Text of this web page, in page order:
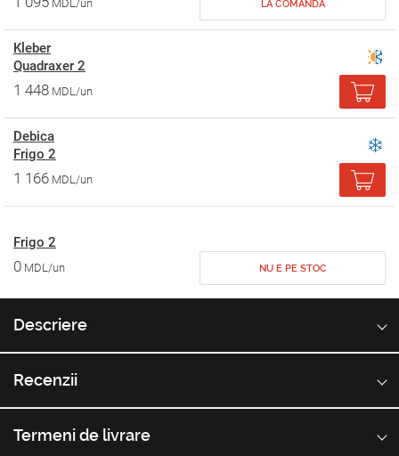
MDL/un LA COMANDA
Kleber
Quadraxer 2
1 448 MDL/un
Debica
Frigo 2
1 166 MDL/un
Frigo 2
0 MDL/un NU E PE STOC
Descriere
Recenzii
Termeni de livrare